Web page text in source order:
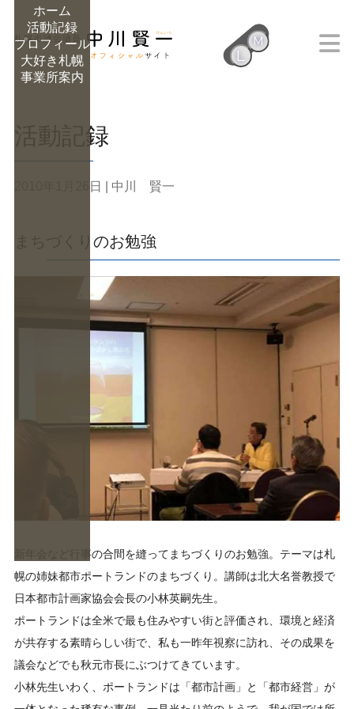
M
L
ホーム
活動記録
プロフィール
大好き札幌
事業所案内
活動記録
2010年1月26日 | 中川 賢一
まちづくりのお勉強
新年会など行事の合間を縫ってまちづくりのお勉強。テーマは札
幌の姉妹都市ポートランドのまちづくり。講師は北大名誉教授で
日本都市計画家協会会長の小林英嗣先生。
ポートランドは全米で最も住みやすい街と評価され、環境と経済
が共存する素晴らしい街で、私も一昨年視察に訪れ、その成果を
議会などでも秋元市長にぶつけてきています。
小林先生いわく、ポートランドは「都市計画」と「都市経営」が